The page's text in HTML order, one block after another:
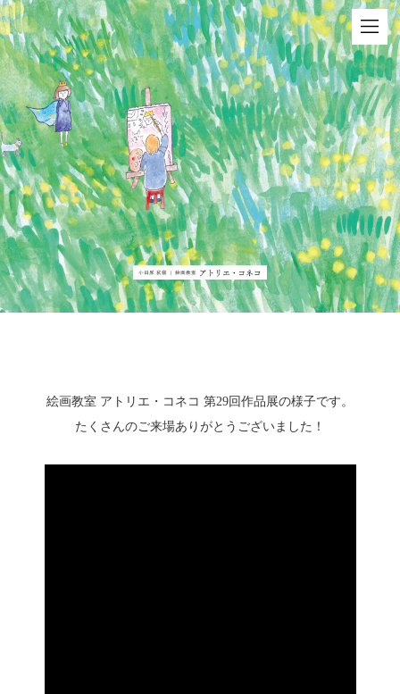
絵画教室 アトリエ・コネコ 第29回作品展の様子です。
たくさんのご来場ありがとうございました！